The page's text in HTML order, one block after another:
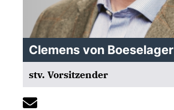
Clemens von Boeselager
stv. Vorsitzender